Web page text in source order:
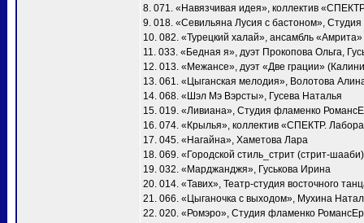
8. 071. «Навязчивая идея», коллектив
9. 018. «Севильяна Лусия с бастоном»,
10. 082. «Турецкий халай», ансамбль «Амрита»
11. 033. «Бедная я», дуэт Прокопова Ольга,
12. 013. «Межансе», дуэт «Две грации»
13. 061. «Цыганская мелодия», Волотова
14. 068. «Шэл Мэ Вэрсты», Гусева Наталья
15. 019. «Ливиана», Студия фламенко
16. 074. «Крылья», коллектив «СПЕКТР.
17. 045. «Нагайна», Хаметова Лара
18. 069. «Городской стиль_стрит (стрит-
19. 032. «Марджанджя», Гуськова Ирина
20. 014. «Тавих», Театр-студия восточного
21. 066. «Цыганочка с выходом», Мухина
22. 020. «Ромэро», Студия фламенко